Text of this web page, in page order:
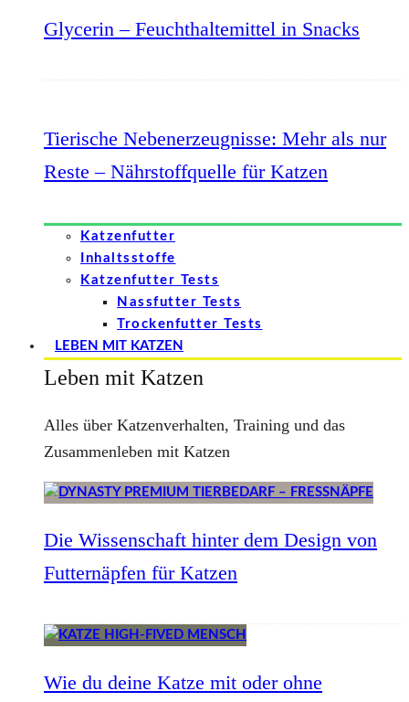
Glycerin – Feuchthaltemittel in Snacks
Tierische Nebenerzeugnisse: Mehr als nur
Reste – Nährstoffquelle für Katzen
Katzenfutter
Inhaltsstoffe
Katzenfutter Tests
Nassfutter Tests
Trockenfutter Tests
LEBEN MIT KATZEN
Leben mit Katzen
Alles über Katzenverhalten, Training und das
Zusammenleben mit Katzen
Die Wissenschaft hinter dem Design von
Futternäpfen für Katzen
Wie du deine Katze mit oder ohne